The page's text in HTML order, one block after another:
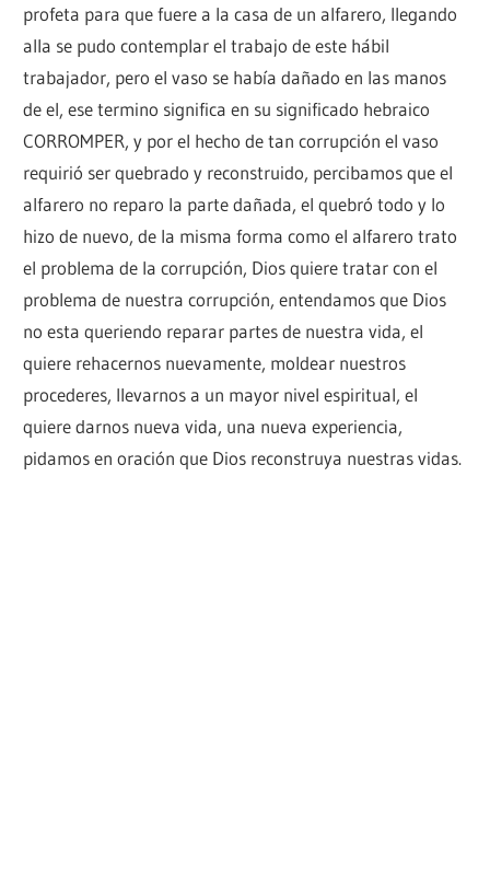
profeta para que fuere a la casa de un alfarero, llegando
alla se pudo contemplar el trabajo de este hábil
trabajador, pero el vaso se había dañado en las manos
de el, ese termino significa en su significado hebraico
CORROMPER, y por el hecho de tan corrupción el vaso
requirió ser quebrado y reconstruido, percibamos que el
alfarero no reparo la parte dañada, el quebró todo y lo
hizo de nuevo, de la misma forma como el alfarero trato
el problema de la corrupción, Dios quiere tratar con el
problema de nuestra corrupción, entendamos que Dios
no esta queriendo reparar partes de nuestra vida, el
quiere rehacernos nuevamente, moldear nuestros
procederes, llevarnos a un mayor nivel espiritual, el
quiere darnos nueva vida, una nueva experiencia,
pidamos en oración que Dios reconstruya nuestras vidas.